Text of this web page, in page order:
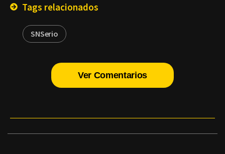
Tags relacionados
SNSerio
Ver Comentarios